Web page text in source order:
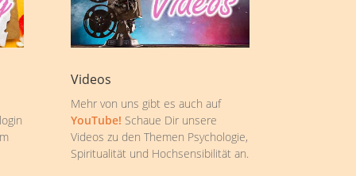
Videos
Mehr von uns gibt es auch auf
YouTube! Schaue Dir unsere
Videos zu den Themen Psychologie,
Spiritualität und Hochsensibilität an.